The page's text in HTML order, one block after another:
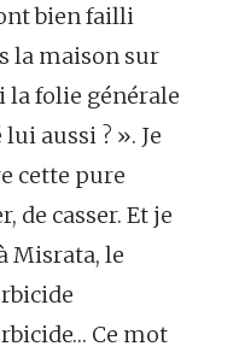
bien failli
la maison sur
folie générale
aussi ? ». Je
cette pure
de casser. Et je
Misrata, le
Ce mot